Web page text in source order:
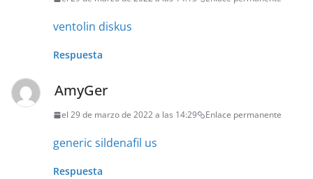
ventolin diskus
Respuesta
AmyGer
el 29 de marzo de 2022 a las 14:29 Enlace permanente
generic sildenafil us
Respuesta